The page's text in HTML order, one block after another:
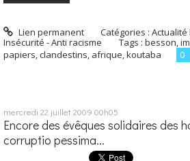
Lien permanent Catégories :Actualité
Insécurité - Anti racisme
Tags : besson,
papiers,clandestins, afrique,koutaba 0
mercredi 22 juillet 2009 00h05
Encore des évêques solidaires des
corruptio pessima...